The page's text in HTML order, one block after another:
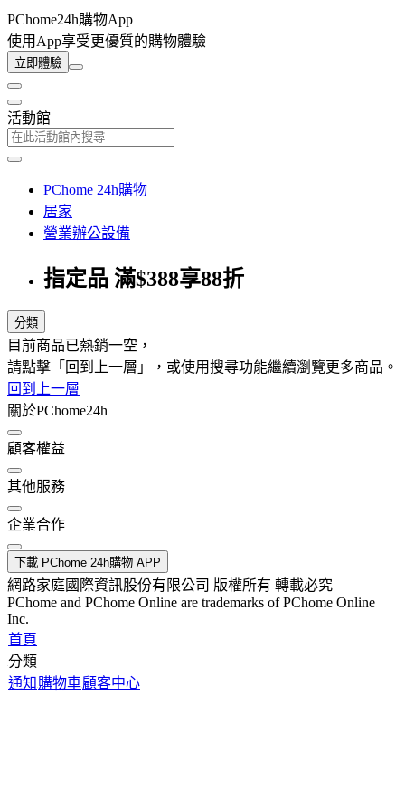
PChome24h購物App
使用App享受更優質的購物體驗
立即體驗
活動館
PChome 24h購物
居家
營業辦公設備
指定品 滿$388享88折
分類
目前商品已熱銷一空，
請點擊「回到上一層」，或使用搜尋功能繼續瀏覽更多商品。
回到上一層
關於PChome24h
顧客權益
其他服務
企業合作
下載 PChome 24h購物 APP
網路家庭國際資訊股份有限公司 版權所有 轉載必究
PChome and PChome Online are trademarks of PChome Online
Inc.
首頁
分類
通知 購物車顧客中心